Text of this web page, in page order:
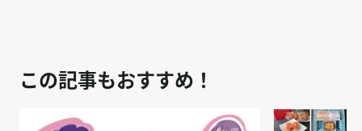
この記事もおすすめ！